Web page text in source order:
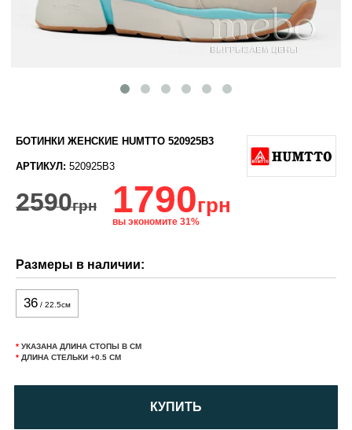
БОТИНКИ ЖЕНСКИЕ HUMTTO 520925B3
АРТИКУЛ: 520925B3
2590грн 1790грн
вы экономите 31%
Размеры в наличии:
36 / 22.5см
* УКАЗАНА ДЛИНА СТОПЫ В СМ
* ДЛИНА СТЕЛЬКИ +0.5 СМ
КУПИТЬ